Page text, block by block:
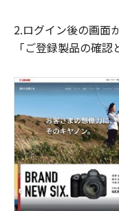
2.ログイン後の画面
「ご登録製品の確